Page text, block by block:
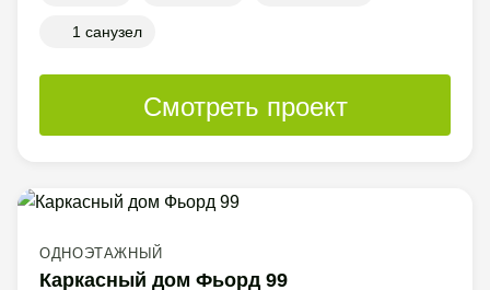
1 санузел
Смотреть проект
ОДНОЭТАЖНЫЙ
Каркасный дом Фьорд 99